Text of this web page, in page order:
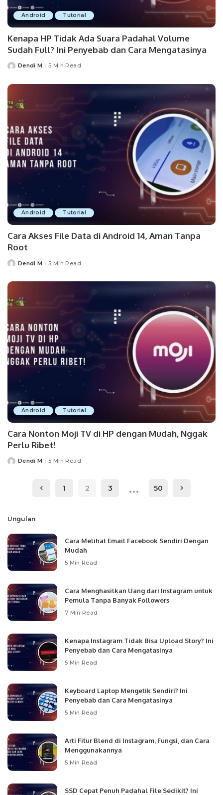
Android Tutorial
Kenapa HP Tidak Ada Suara Padahal Volume
Sudah Full? Ini Penyebab dan Cara Mengatasinya
PostedDendi M 5 Min Read
Android Tutorial
Cara Akses File Data di Android 14, Aman Tanpa
Root
PostedDendi M 5 Min Read
Android Tutorial
Cara Nonton Moji TV di HP dengan Mudah, Nggak
Perlu Ribet!
PostedDendi M 5 Min Read
1 2 3 … 50
Ungulan
Cara Melihat Email Facebook Sendiri Dengan
Mudah
5 Min Read
Cara Menghasilkan Uang dari Instagram untuk
Pemula Tanpa Banyak Followers
7 Min Read
Kenapa Instagram Tidak Bisa Upload Story? Ini
Penyebab dan Cara Mengatasinya
5 Min Read
Keyboard Laptop Mengetik Sendiri? Ini
Penyebab dan Cara Mengatasinya
5 Min Read
Arti Fitur Blend di Instagram, Fungsi, dan Cara
Menggunakannya
5 Min Read
SSD Cepat Penuh Padahal File Sedikit? Ini